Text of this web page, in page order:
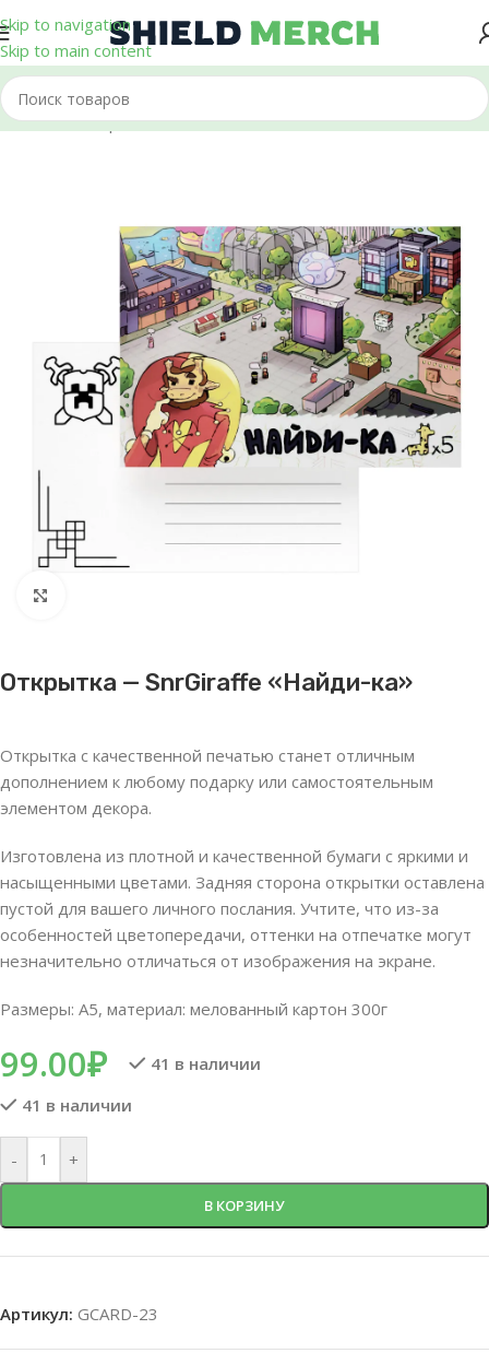
Skip to navigation
Skip to main content
Главная/Открытки
Открытка — SnrGiraffe «Найди-ка»
Открытка с качественной печатью станет отличным
дополнением к любому подарку или самостоятельным
элементом декора.
Изготовлена из плотной и качественной бумаги с яркими и
насыщенными цветами. Задняя сторона открытки оставлена
пустой для вашего личного послания. Учтите, что из-за
особенностей цветопередачи, оттенки на отпечатке могут
незначительно отличаться от изображения на экране.
Размеры: А5, материал: мелованный картон 300г
99.00₽
41 в наличии
41 в наличии
- +
В КОРЗИНУ
Артикул: GCARD-23